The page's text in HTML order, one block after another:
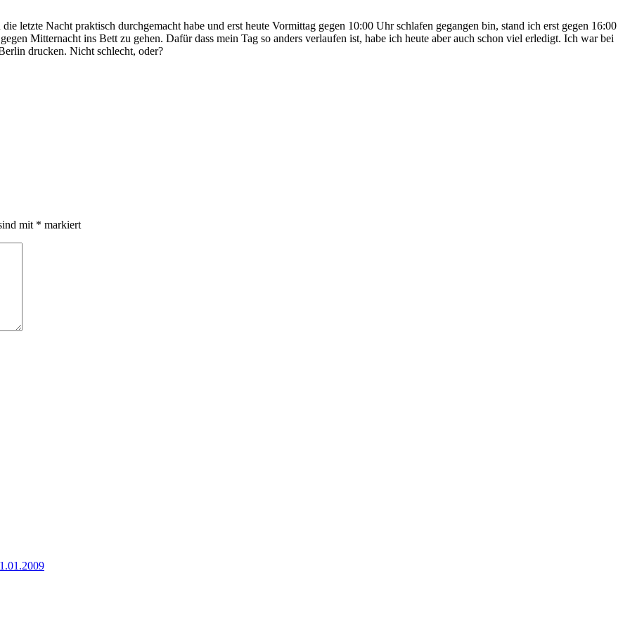
letzte Nacht praktisch durchgemacht habe und erst heute Vormittag gegen 10:00 Uhr schlafen gegangen bin, stand ich erst gegen 16:00
Mitternacht ins Bett zu gehen. Dafür dass mein Tag so anders verlaufen ist, habe ich heute aber auch schon viel erledigt. Ich war bei
drucken. Nicht schlecht, oder?
mit * markiert